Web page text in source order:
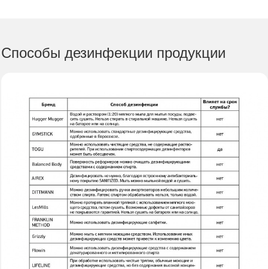
Способы дезинфекции продукции